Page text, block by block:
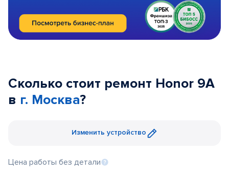
Сколько стоит ремонт Honor 9A
в г. Москва?
Изменить устройство
Цена работы без детали